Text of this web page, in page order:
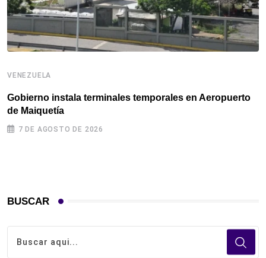
VENEZUELA
Gobierno instala terminales temporales en Aeropuerto
de Maiquetía
7 DE AGOSTO DE 2026
BUSCAR